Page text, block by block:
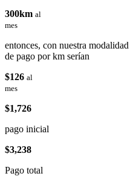
300km al
mes
entonces, con nuestra modalidad
de pago por km serían
$126 al
mes
$1,726
pago inicial
$3,238
Pago total